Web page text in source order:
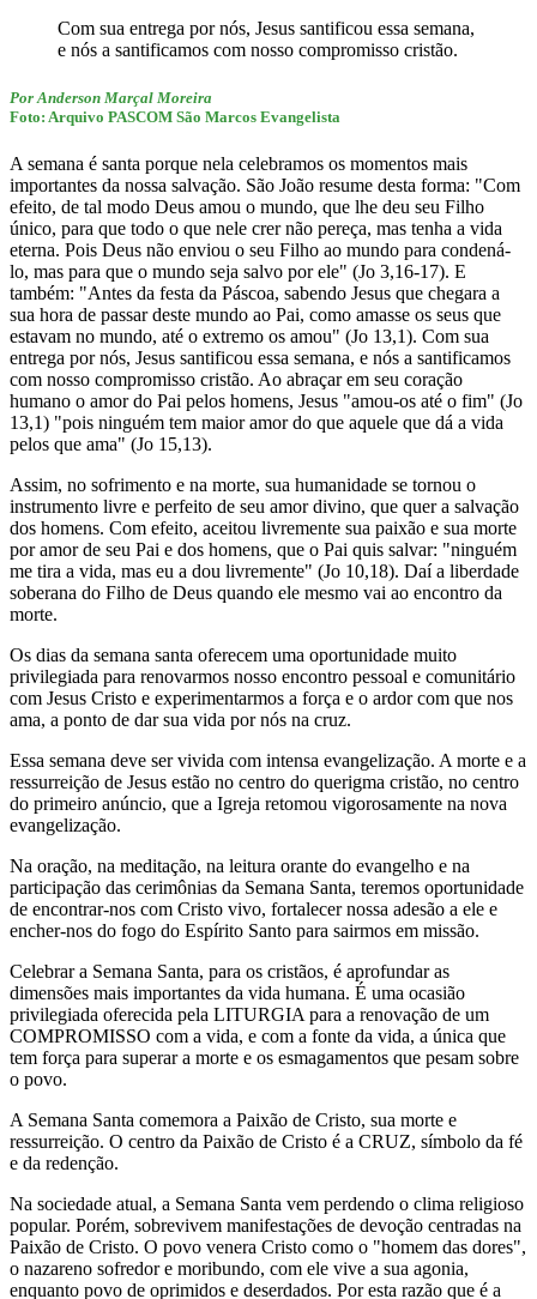
Com sua entrega por nós, Jesus santificou essa semana,
e nós a santificamos com nosso compromisso cristão.
Por Anderson Marçal Moreira
Foto: Arquivo PASCOM São Marcos Evangelista
A semana é santa porque nela celebramos os momentos mais
importantes da nossa salvação. São João resume desta forma: "Com
efeito, de tal modo Deus amou o mundo, que lhe deu seu Filho
único, para que todo o que nele crer não pereça, mas tenha a vida
eterna. Pois Deus não enviou o seu Filho ao mundo para condená-
lo, mas para que o mundo seja salvo por ele" (Jo 3,16-17). E
também: "Antes da festa da Páscoa, sabendo Jesus que chegara a
sua hora de passar deste mundo ao Pai, como amasse os seus que
estavam no mundo, até o extremo os amou" (Jo 13,1). Com sua
entrega por nós, Jesus santificou essa semana, e nós a santificamos
com nosso compromisso cristão. Ao abraçar em seu coração
humano o amor do Pai pelos homens, Jesus "amou-os até o fim" (Jo
13,1) "pois ninguém tem maior amor do que aquele que dá a vida
pelos que ama" (Jo 15,13).
Assim, no sofrimento e na morte, sua humanidade se tornou o
instrumento livre e perfeito de seu amor divino, que quer a salvação
dos homens. Com efeito, aceitou livremente sua paixão e sua morte
por amor de seu Pai e dos homens, que o Pai quis salvar: "ninguém
me tira a vida, mas eu a dou livremente" (Jo 10,18). Daí a liberdade
soberana do Filho de Deus quando ele mesmo vai ao encontro da
morte.
Os dias da semana santa oferecem uma oportunidade muito
privilegiada para renovarmos nosso encontro pessoal e comunitário
com Jesus Cristo e experimentarmos a força e o ardor com que nos
ama, a ponto de dar sua vida por nós na cruz.
Essa semana deve ser vivida com intensa evangelização. A morte e a
ressurreição de Jesus estão no centro do querigma cristão, no centro
do primeiro anúncio, que a Igreja retomou vigorosamente na nova
evangelização.
Na oração, na meditação, na leitura orante do evangelho e na
participação das cerimônias da Semana Santa, teremos oportunidade
de encontrar-nos com Cristo vivo, fortalecer nossa adesão a ele e
encher-nos do fogo do Espírito Santo para sairmos em missão.
Celebrar a Semana Santa, para os cristãos, é aprofundar as
dimensões mais importantes da vida humana. É uma ocasião
privilegiada oferecida pela LITURGIA para a renovação de um
COMPROMISSO com a vida, e com a fonte da vida, a única que
tem força para superar a morte e os esmagamentos que pesam sobre
o povo.
A Semana Santa comemora a Paixão de Cristo, sua morte e
ressurreição. O centro da Paixão de Cristo é a CRUZ, símbolo da fé
e da redenção.
Na sociedade atual, a Semana Santa vem perdendo o clima religioso
popular. Porém, sobrevivem manifestações de devoção centradas na
Paixão de Cristo. O povo venera Cristo como o "homem das dores",
o nazareno sofredor e moribundo, com ele vive a sua agonia,
enquanto povo de oprimidos e deserdados. Por esta razão que é a